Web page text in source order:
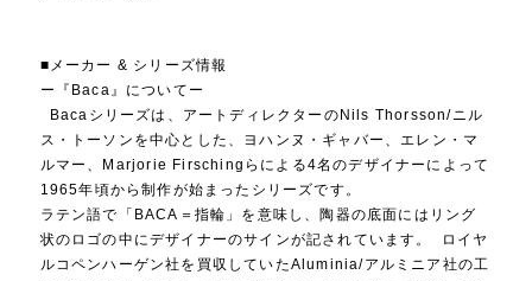
■メーカー & シリーズ情報
ー『Baca』についてー
Bacaシリーズは、アートディレクターのNils Thorsson/ニル
ス・トーソンを中心とした、ヨハンヌ・ギャバー、エレン・マ
ルマー、Marjorie Firschingらによる4名のデザイナーによって
1965年頃から制作が始まったシリーズです。
ラテン語で「BACA＝指輪」を意味し、陶器の底面にはリング
状のロゴの中にデザイナーのサインが記されています。 ロイヤ
ルコペンハーゲン社を買収していたAluminia/アルミニア社の工